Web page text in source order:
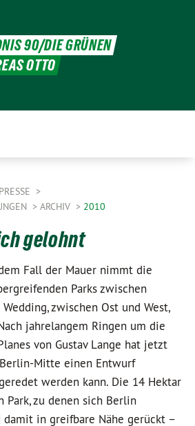
90/DIE GRÜNEN
OTTO
PRESSE
ARCHIV 2010
gelohnt
Fall der Mauer nimmt die
Parks zwischen
zwischen Ost und West,
jahrelangem Ringen um die
von Gustav Lange hat jetzt
Mitte einen Entwurf
werden kann. Die 14 Hektar
Park, zu denen sich Berlin
in greifbare Nähe gerückt –